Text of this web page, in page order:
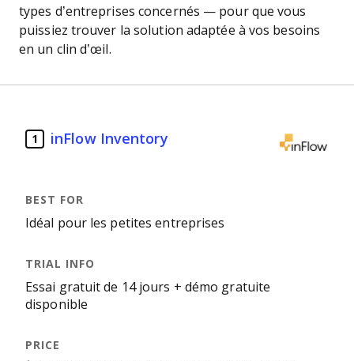
types d’entreprises concernés — pour que vous
puissiez trouver la solution adaptée à vos besoins
en un clin d’œil.
1 inFlow Inventory
Idéal pour les petites entreprises
Essai gratuit de 14 jours + démo gratuite
disponible